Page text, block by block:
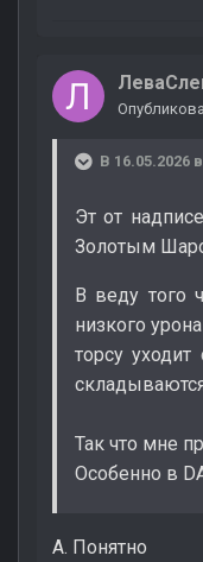
В 16.05.2026
Эт от
Золотым
В веду того
низкого
торсу
Так что мне
Особенно в
А. Понятно